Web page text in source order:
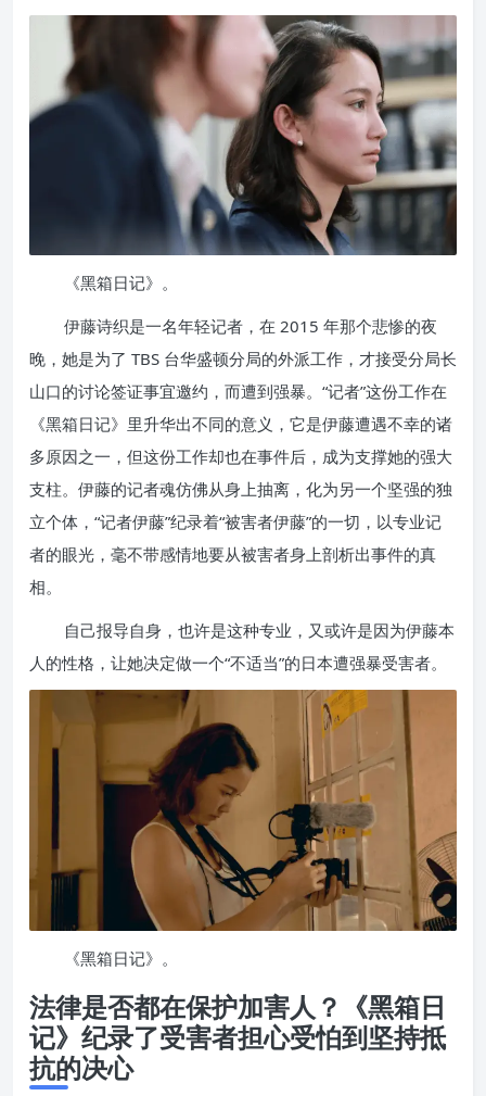
《黑箱日记》。
伊藤诗织是一名年轻记者，在 2015 年那个悲惨的夜
晚，她是为了 TBS 台华盛顿分局的外派工作，才接受分局长
山口的讨论签证事宜邀约，而遭到强暴。“记者”这份工作在
《黑箱日记》里升华出不同的意义，它是伊藤遭遇不幸的诸
多原因之一，但这份工作却也在事件后，成为支撑她的强大
支柱。伊藤的记者魂仿佛从身上抽离，化为另一个坚强的独
立个体，“记者伊藤”纪录着“被害者伊藤”的一切，以专业记
者的眼光，毫不带感情地要从被害者身上剖析出事件的真
相。
自己报导自身，也许是这种专业，又或许是因为伊藤本
人的性格，让她决定做一个“不适当”的日本遭强暴受害者。
《黑箱日记》。
法律是否都在保护加害人？《黑箱日
记》纪录了受害者担心受怕到坚持抵
抗的决心